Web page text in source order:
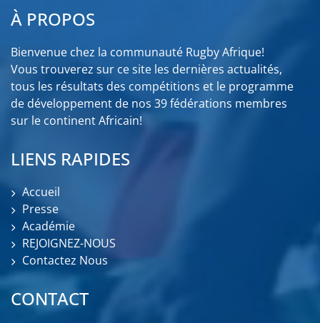
À PROPOS
Bienvenue chez la communauté Rugby Afrique!
Vous trouverez sur ce site les dernières actualités,
tous les résultats des compétitions et le programme
de développement de nos 39 fédérations membres
sur le continent Africain!
LIENS RAPIDES
Accueil
Presse
Académie
REJOIGNEZ-NOUS
Contactez Nous
CONTACT